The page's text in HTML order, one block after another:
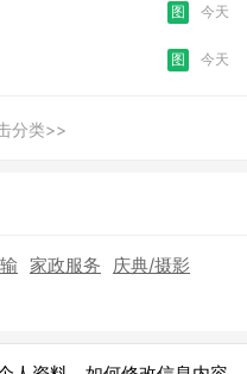
图 今天
图 今天
分类>>
家政服务
庆典/摄影